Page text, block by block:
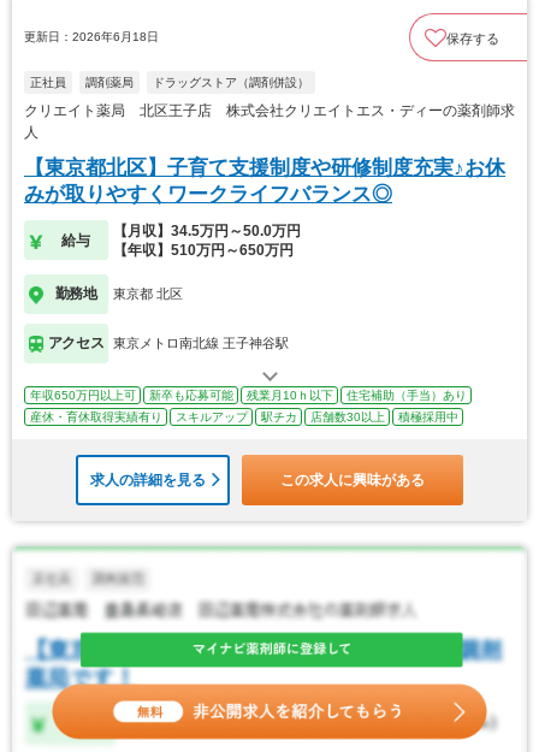
更新日：2026年6月18日 保存する
正社員 調剤薬局 ドラッグストア（調剤併設）
クリエイト薬局 北区王子店 株式会社クリエイトエス・ディーの薬剤師求
人
【東京都北区】子育て支援制度や研修制度充実♪お休
みが取りやすくワークライフバランス◎
給与
【月収】34.5万円～50.0万円
【年収】510万円～650万円
勤務地 東京都 北区
アクセス 東京メトロ南北線 王子神谷駅
年収650万円以上可 新卒も応募可能 残業月10ｈ以下
住宅補助（手当）あり
産休・育休取得実績有り
スキルアップ 駅チカ 店舗数30以上 積極採用中
求人の詳細を見る この求人に興味がある